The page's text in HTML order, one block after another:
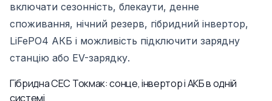
включати сезонність, блекаути, денне
споживання, нічний резерв, гібридний інвертор,
LiFePO4 АКБ і можливість підключити зарядну
станцію або EV-зарядку.
Гібридна СЕС Токмак: сонце, інвертор і АКБ в одній
системі